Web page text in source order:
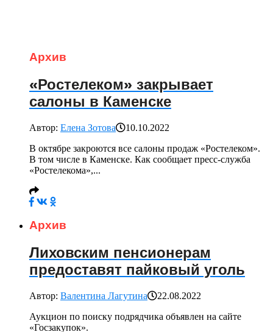
Архив
«Ростелеком» закрывает
салоны в Каменске
Автор: Елена Зотова
10.10.2022
В октябре закроются все салоны продаж «Ростелеком».
В том числе в Каменске. Как сообщает пресс-служба
«Ростелекома»,...
Архив
Лиховским пенсионерам
предоставят пайковый уголь
Автор: Валентина Лагутина
22.08.2022
Аукцион по поиску подрядчика объявлен на сайте
«Госзакупок».